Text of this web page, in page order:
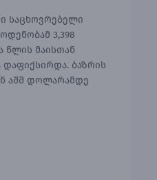
საცხოვრებელი
3,398
წლის მაისთან
დაფიქსირდა. ბაზრის
აშშ დოლარამდე